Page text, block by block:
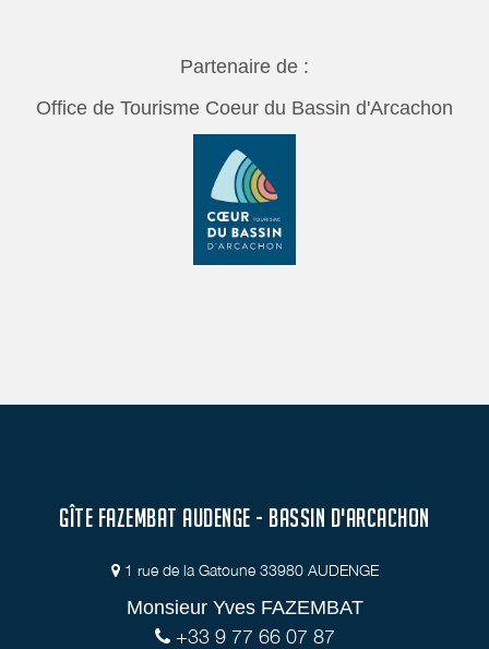
Partenaire de :
Office de Tourisme Coeur du Bassin d'Arcachon
GÎTE FAZEMBAT AUDENGE - BASSIN D'ARCACHON
1 rue de la Gatoune 33980 AUDENGE
Monsieur Yves FAZEMBAT
+33 9 77 66 07 87